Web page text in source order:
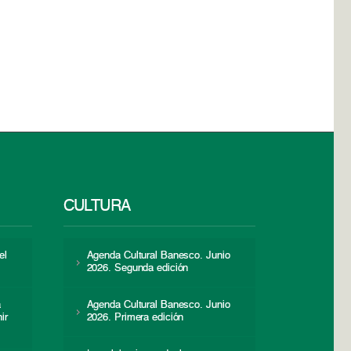
CULTURA
Agenda Cultural Banesco. Junio
2026. Segunda edición
Agenda Cultural Banesco. Junio
2026. Primera edición